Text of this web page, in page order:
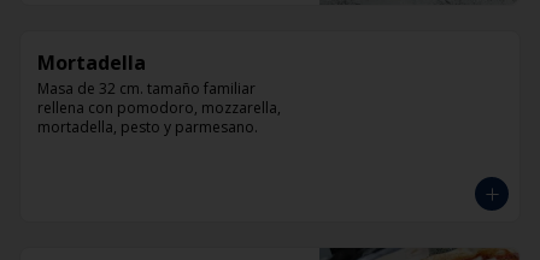
Mortadella
Masa de 32 cm. tamaño familiar
rellena con pomodoro, mozzarella,
mortadella, pesto y parmesano.